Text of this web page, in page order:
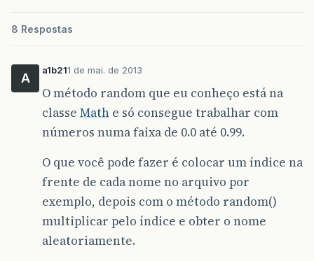
8 Respostas
A
a1b211 de mai. de 2013
O método random que eu conheço está na
classe Math e só consegue trabalhar com
números numa faixa de 0.0 até 0.99.
O que você pode fazer é colocar um índice na
frente de cada nome no arquivo por
exemplo, depois com o método random()
multiplicar pelo índice e obter o nome
aleatoriamente.